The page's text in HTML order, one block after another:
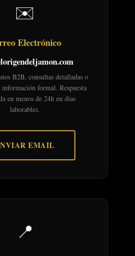
✉️
Electrónico
B2B, consultas detalladas o
formal. Respuesta
en menos de 24h en días
laborables.
EMAIL
📍